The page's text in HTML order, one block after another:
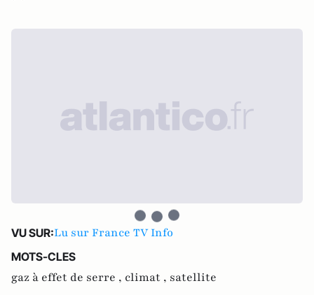
VU SUR:Lu sur France TV Info
MOTS-CLES
gaz à effet de serre , climat , satellite